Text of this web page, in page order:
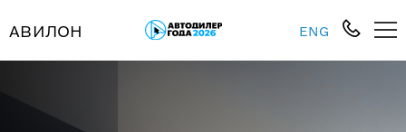
АВИЛОН ENG